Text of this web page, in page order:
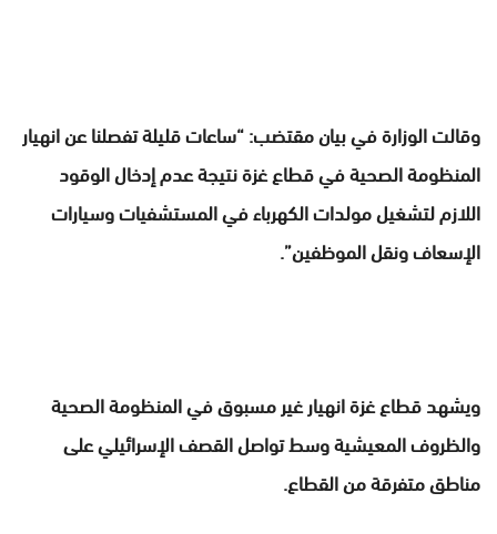
وقالت الوزارة في بيان مقتضب: “ساعات قليلة تفصلنا عن انهيار
المنظومة الصحية في قطاع غزة نتيجة عدم إدخال الوقود
اللازم لتشغيل مولدات الكهرباء في المستشفيات وسيارات
الإسعاف ونقل الموظفين”.
ويشهد قطاع غزة انهيار غير مسبوق في المنظومة الصحية
والظروف المعيشية وسط تواصل القصف الإسرائيلي على
مناطق متفرقة من القطاع.